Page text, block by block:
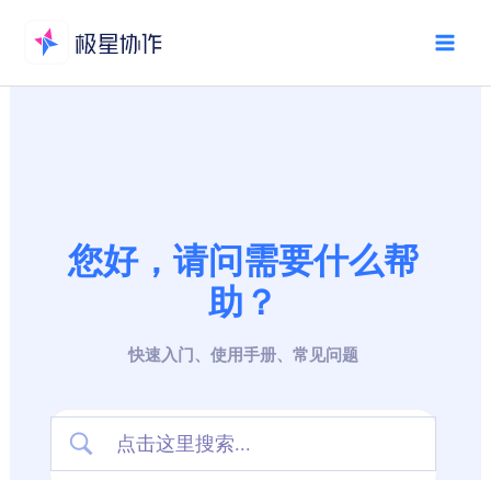
内
您好，请问需要什么帮
助？
快速入门、使用手册、常见问题